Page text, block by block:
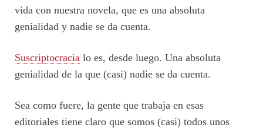
vida con nuestra novela, que es una absoluta
genialidad y nadie se da cuenta.
Suscriptocracia lo es, desde luego. Una absoluta
genialidad de la que (casi) nadie se da cuenta.
Sea como fuere, la gente que trabaja en esas
editoriales tiene claro que somos (casi) todos unos